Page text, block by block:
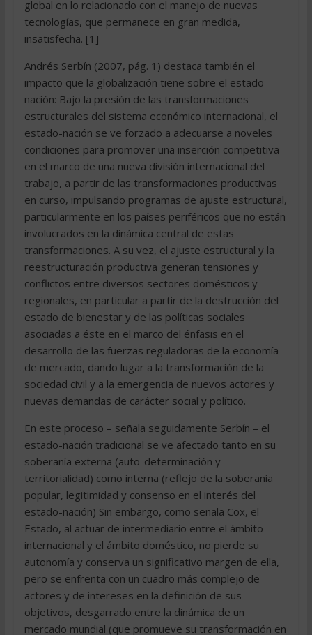
global en lo relacionado con el manejo de nuevas
tecnologías, que permanece en gran medida,
insatisfecha. [1]
Andrés Serbín (2007, pág. 1) destaca también el
impacto que la globalización tiene sobre el estado-
nación: Bajo la presión de las transformaciones
estructurales del sistema económico internacional, el
estado-nación se ve forzado a adecuarse a noveles
condiciones para promover una inserción competitiva
en el marco de una nueva división internacional del
trabajo, a partir de las transformaciones productivas
en curso, impulsando programas de ajuste estructural,
particularmente en los países periféricos que no están
involucrados en la dinámica central de estas
transformaciones. A su vez, el ajuste estructural y la
reestructuración productiva generan tensiones y
conflictos entre diversos sectores domésticos y
regionales, en particular a partir de la destrucción del
estado de bienestar y de las políticas sociales
asociadas a éste en el marco del énfasis en el
desarrollo de las fuerzas reguladoras de la economía
de mercado, dando lugar a la transformación de la
sociedad civil y a la emergencia de nuevos actores y
nuevas demandas de carácter social y político.
En este proceso – señala seguidamente Serbín – el
estado-nación tradicional se ve afectado tanto en su
soberanía externa (auto-determinación y
territorialidad) como interna (reflejo de la soberanía
popular, legitimidad y consenso en el interés del
estado-nación) Sin embargo, como señala Cox, el
Estado, al actuar de intermediario entre el ámbito
internacional y el ámbito doméstico, no pierde su
autonomía y conserva un significativo margen de ella,
pero se enfrenta con un cuadro más complejo de
actores y de intereses en la definición de sus
objetivos, desgarrado entre la dinámica de un
mercado mundial (que promueve su transformación en